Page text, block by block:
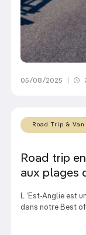
05/08/2025
Road Trip & Van
Road trip
aux plages
L ’Est-Anglie est
dans notre Best